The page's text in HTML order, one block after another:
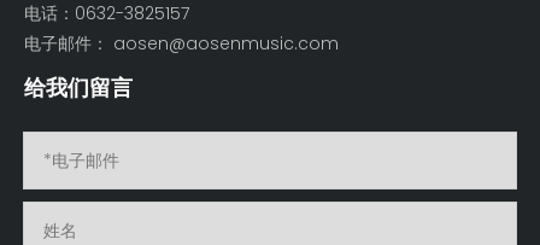
电话：0632-3825157
电子邮件： aosen@aosenmusic.com
给我们留言